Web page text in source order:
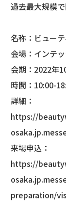
過去最大規模で
名称：ビュー
会場：インテ
会期：2022年
時間：10:00-
詳細：
https://
来場申込：
https://
preparation/